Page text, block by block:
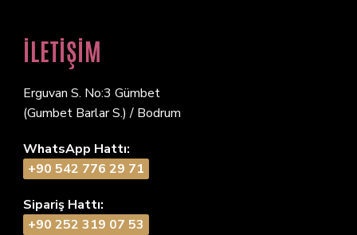
İLETİŞİM
Erguvan S. No:3 Gümbet
(Gumbet Barlar S.) / Bodrum
WhatsApp Hattı:
+90 542 776 29 71
Sipariş Hattı:
+90 252 319 07 53